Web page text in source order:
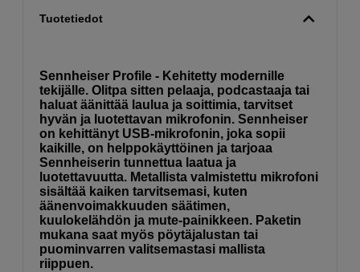
Tuotetiedot
Sennheiser Profile - Kehitetty modernille
tekijälle. Olitpa sitten pelaaja, podcastaaja tai
haluat äänittää laulua ja soittimia, tarvitset
hyvän ja luotettavan mikrofonin. Sennheiser
on kehittänyt USB-mikrofonin, joka sopii
kaikille, on helppokäyttöinen ja tarjoaa
Sennheiserin tunnettua laatua ja
luotettavuutta. Metallista valmistettu mikrofoni
sisältää kaiken tarvitsemasi, kuten
äänenvoimakkuuden säätimen,
kuulokelähdön ja mute-painikkeen. Paketin
mukana saat myös pöytäjalustan tai
puominvarren valitsemastasi mallista
riippuen.